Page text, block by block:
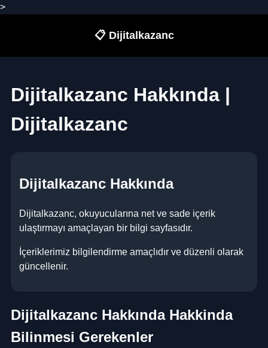
>
📋 Dijitalkazanc
Dijitalkazanc Hakkında |
Dijitalkazanc
Dijitalkazanc Hakkında
Dijitalkazanc, okuyucularına net ve sade içerik
ulaştırmayı amaçlayan bir bilgi sayfasıdır.
İçeriklerimiz bilgilendirme amaçlıdır ve düzenli olarak
güncellenir.
Dijitalkazanc Hakkında Hakkinda
Bilinmesi Gerekenler